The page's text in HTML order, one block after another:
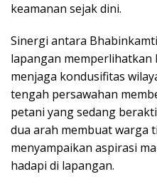
keamanan sejak dini.
Sinergi antara
lapangan memperlihatkan
menjaga kondusifitas
tengah persawahan
petani yang sedang
dua arah membuat warga
menyampaikan aspirasi
hadapi di lapangan.